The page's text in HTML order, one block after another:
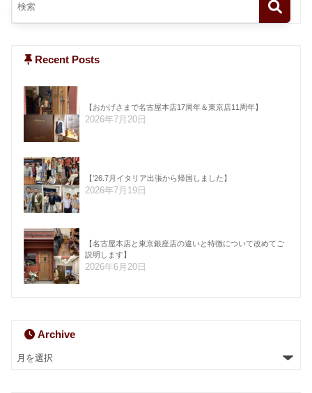
Recent Posts
【おかげさまで名古屋本店17周年＆東京店11周年】
2026年7月20日
【’26.7月イタリア出張から帰国しました】
2026年7月19日
【名古屋本店と東京銀座店の違いと特徴について改めてご
説明します】
2026年6月20日
Archive